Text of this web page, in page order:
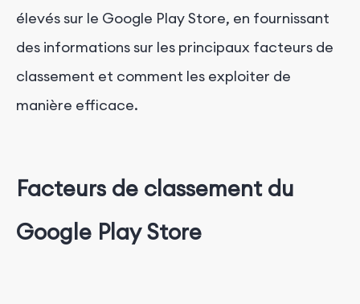
élevés sur le Google Play Store, en fournissant
des informations sur les principaux facteurs de
classement et comment les exploiter de
manière efficace.
Facteurs de classement du
Google Play Store